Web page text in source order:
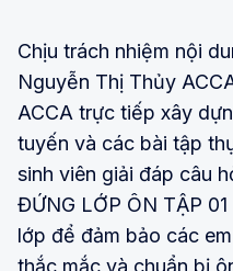
Chịu trách nhiệm nội
Nguyễn Thị Thủy
ACCA trực tiếp xây
tuyến và các bài tập
sinh viên giải đáp câu
ĐỨNG LỚP ÔN TẬP
lớp để đảm bảo các
thắc mắc và chuẩn bị